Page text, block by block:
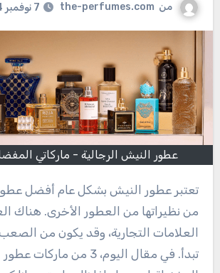
من the-perfumes.com 7 نوفمبر 2024
عطور النيش الرجالية - ماركاتي
تعتبر عطور النيش بشكل عام أفضل عطور رجالي و أعلى
من نظيراتها من العطور الأخرى. هناك
العلامات التجارية، وقد يكون من
تبدأ. في مقال اليوم، 3 من ماركات عطور النيش